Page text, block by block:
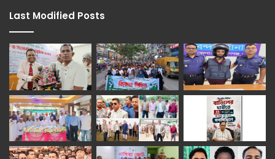
Last Modified Posts